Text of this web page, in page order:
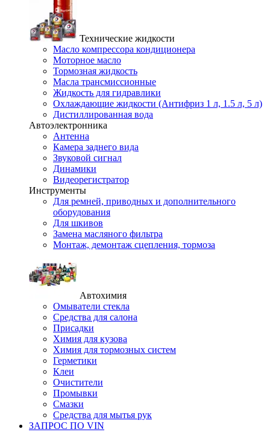
Технические жидкости
Масло компрессора кондиционера
Моторное масло
Тормозная жидкость
Масла трансмиссионные
Жидкость для гидравлики
Охлаждающие жидкости (Антифриз 1 л, 1.5 л, 5 л)
Дистиллированная вода
Автоэлектронника
Антенна
Камера заднего вида
Звуковой сигнал
Динамики
Видеорегистратор
Инструменты
Для ремней, приводных и дополнительного
оборудования
Для шкивов
Замена масляного фильтра
Монтаж, демонтаж сцепления, тормоза
Автохимия
Омыватели стекла
Средства для салона
Присадки
Химия для кузова
Химия для тормозных систем
Герметики
Клеи
Очистители
Промывки
Смазки
Средства для мытья рук
ЗАПРОС ПО VIN